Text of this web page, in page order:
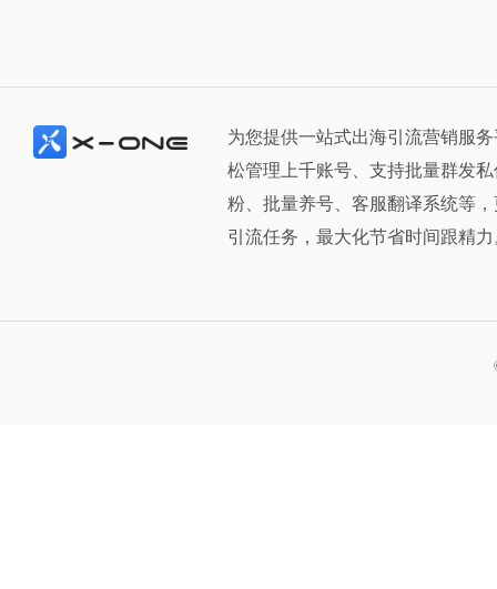
为您提供一站式出海引流营销服
松管理上千账号、支持批量群发
粉、批量养号、客服翻译系统等
引流任务，最大化节省时间跟精力